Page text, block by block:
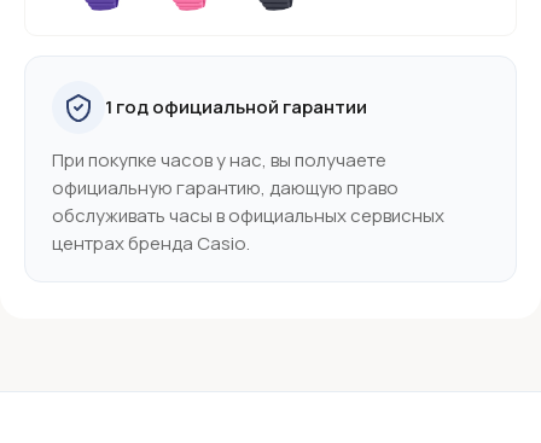
1 год официальной гарантии
При покупке часов у нас, вы получаете
официальную гарантию, дающую право
обслуживать часы в официальных сервисных
центрах бренда Casio.